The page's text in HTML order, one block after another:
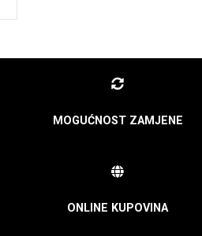
MOGUĆNOST ZAMJENE
ONLINE KUPOVINA